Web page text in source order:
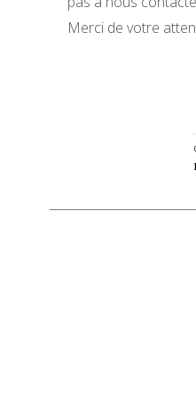
Merci de votre